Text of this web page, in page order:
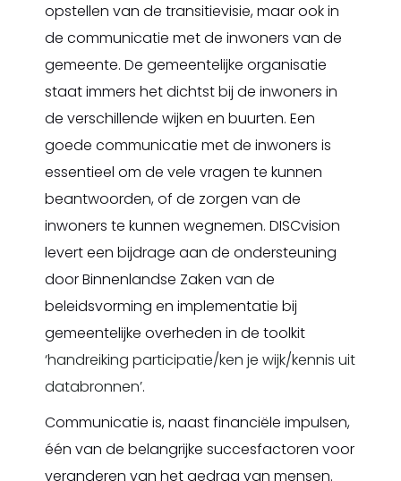
opstellen van de transitievisie, maar ook in
de communicatie met de inwoners van de
gemeente. De gemeentelijke organisatie
staat immers het dichtst bij de inwoners in
de verschillende wijken en buurten. Een
goede communicatie met de inwoners is
essentieel om de vele vragen te kunnen
beantwoorden, of de zorgen van de
inwoners te kunnen wegnemen. DISCvision
levert een bijdrage aan de ondersteuning
door Binnenlandse Zaken van de
beleidsvorming en implementatie bij
gemeentelijke overheden in de toolkit
‘handreiking participatie/ken je wijk/kennis uit
databronnen’.
Communicatie is, naast financiële impulsen,
één van de belangrijke succesfactoren voor
veranderen van het gedrag van mensen.